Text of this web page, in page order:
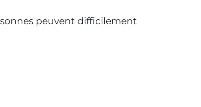
peuvent difficilement